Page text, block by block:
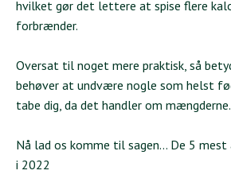
hvilket gør det lettere at spise flere
forbrænder.
Oversat til noget mere praktisk, så
behøver at undvære nogle som helst
tabe dig, da det handler om mængderne.
Nå lad os komme til sagen... De 5 mest
i 2022